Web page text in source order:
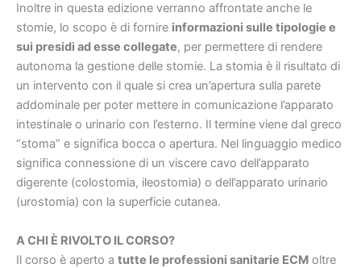
Inoltre in questa edizione verranno affrontate anche le
stomie, lo scopo è di fornire informazioni sulle tipologie e
sui presidi ad esse collegate, per permettere di rendere
autonoma la gestione delle stomie. La stomia è il risultato di
un intervento con il quale si crea un’apertura sulla parete
addominale per poter mettere in comunicazione l’apparato
intestinale o urinario con l’esterno. Il termine viene dal greco
“stoma” e significa bocca o apertura. Nel linguaggio medico
significa connessione di un viscere cavo dell’apparato
digerente (colostomia, ileostomia) o dell’apparato urinario
(urostomia) con la superficie cutanea.
A CHI È RIVOLTO IL CORSO?
Il corso è aperto a tutte le professioni sanitarie ECM oltre